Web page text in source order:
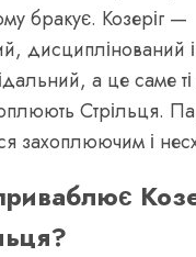
бракує. Козеріг —
дисциплінований і
а це саме ті
Стрільця.
захоплюючим і